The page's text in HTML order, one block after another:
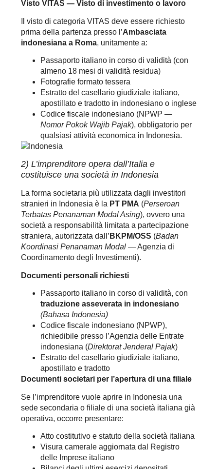
Visto VITAS — Visto di investimento o lavoro
Il visto di categoria VITAS deve essere richiesto
prima della partenza presso l’Ambasciata
indonesiana a Roma, unitamente a:
Passaporto italiano in corso di validità (con
almeno 18 mesi di validità residua)
Fotografie formato tessera
Estratto del casellario giudiziale italiano,
apostillato e tradotto in indonesiano o inglese
Codice fiscale indonesiano (NPWP —
Nomor Pokok Wajib Pajak), obbligatorio per
qualsiasi attività economica in Indonesia.
2) L’imprenditore opera dall’Italia e
costituisce una società in Indonesia
La forma societaria più utilizzata dagli investitori
stranieri in Indonesia è la PT PMA (Perseroan
Terbatas Penanaman Modal Asing), ovvero una
società a responsabilità limitata a partecipazione
straniera, autorizzata dall’ BKPM/OSS (Badan
Koordinasi Penanaman Modal— Agenzia di
Coordinamento degli Investimenti).
Documenti personali richiesti
Passaporto italiano in corso di validità, con
traduzione asseverata in indonesiano
(Bahasa Indonesia)
Codice fiscale indonesiano (NPWP),
richiedibile presso l’Agenzia delle Entrate
indonesiana (Direktorat Jenderal Pajak)
Estratto del casellario giudiziale italiano,
apostillato e tradotto
Documenti societariper l’apertura di una filiale
Se l’imprenditore vuole aprire in Indonesia una
sede secondaria o filiale di una società italiana già
operativa, occorre presentare:
Atto costitutivo e statuto della società italiana
Visura camerale aggiornata dal Registro
delle Imprese italiano